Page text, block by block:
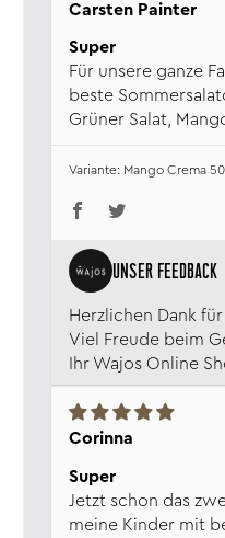
Carsten Painter
Super
Für unsere ganze
beste
Grüner Salat,
Herzlichen Dank
Viel Freude beim
Ihr Wajos Online
Mango Crema
Corinna
Super
Jetzt schon das
meine Kinder mit